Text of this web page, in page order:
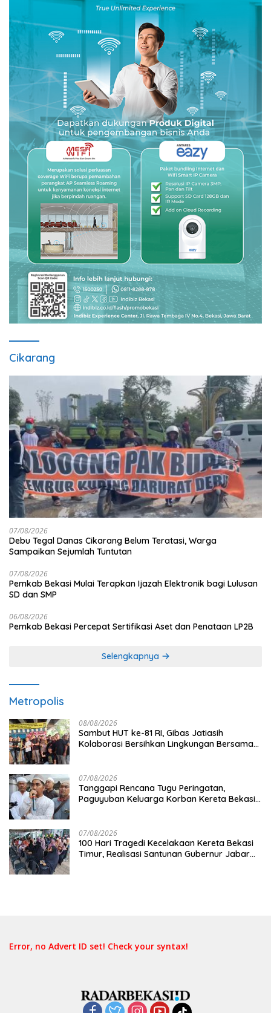
Cikarang
07/08/2026
Debu Tegal Danas Cikarang Belum Teratasi, Warga
Sampaikan Sejumlah Tuntutan
07/08/2026
Pemkab Bekasi Mulai Terapkan Ijazah Elektronik bagi Lulusan
SD dan SMP
06/08/2026
Pemkab Bekasi Percepat Sertifikasi Aset dan Penataan LP2B
Selengkapnya
Metropolis
08/08/2026
Sambut HUT ke-81 RI, Gibas Jatiasih
Kolaborasi Bersihkan Lingkungan Bersama
07/08/2026
Tanggapi Rencana Tugu Peringatan,
Paguyuban Keluarga Korban Kereta Bekasi
07/08/2026
100 Hari Tragedi Kecelakaan Kereta Bekasi
Timur, Realisasi Santunan Gubernur Jabar
Error, no Advert ID set! Check your syntax!